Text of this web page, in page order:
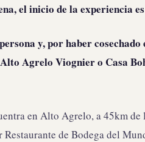
el inicio de la experiencia
y, por haber
Agrelo Viognier o Casa
en Alto Agrelo, a 45km
de Bodega del